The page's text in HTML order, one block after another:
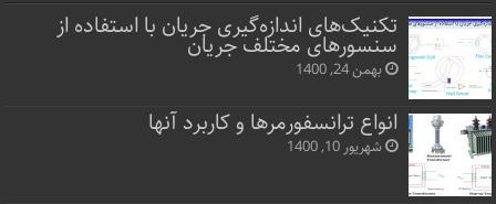
تکنیک‌های اندازه‌گیری جریان با استفاده از
سنسورهای مختلف جریان
بهمن 24, 1400
انواع ترانسفورمرها و کاربرد آنها
شهریور 10, 1400